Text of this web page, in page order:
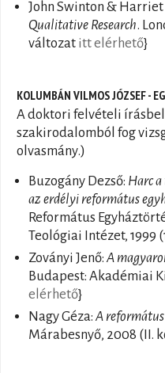
John Swinton &
Qualitative Research.
változat itt elérhető}
KOLUMBÁN VILMOS JÓZSEF -
A doktori felvételi
szakirodalomból fog
olvasmány.)
Buzogány Dezső: Harc
az erdélyi református
Református
Teológiai Intézet, 1999
Zoványi Jenő: A
Budapest: Akadémiai
elérhető}
Nagy Géza: A
Márabesnyő, 2008 (II.